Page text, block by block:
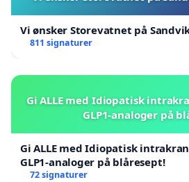
Vi ønsker Storevatnet på
811 signaturer
Gi ALLE med Idiopatisk
GLP1-analoger på
Gi ALLE med Idiopatisk
GLP1-analoger på blåresept!
72 signaturer